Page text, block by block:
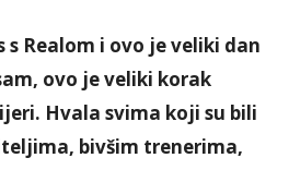
s Realom i ovo je veliki dan
ovo je veliki korak
Hvala svima koji su bili
bivšim trenerima,